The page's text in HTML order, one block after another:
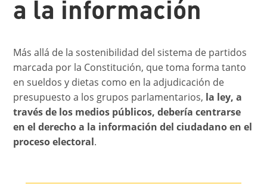
a la información
Más allá de la sostenibilidad del sistema de partidos
marcada por la Constitución, que toma forma tanto
en sueldos y dietas como en la adjudicación de
presupuesto a los grupos parlamentarios, la ley, a
través de los medios públicos, debería centrarse
en el derecho a la información del ciudadano en el
proceso electoral.